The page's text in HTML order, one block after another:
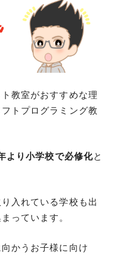
教室がおすすめな理
トプログラミング教
より小学校で必修化と
入れている学校も出
っています。
かうお子様に向け